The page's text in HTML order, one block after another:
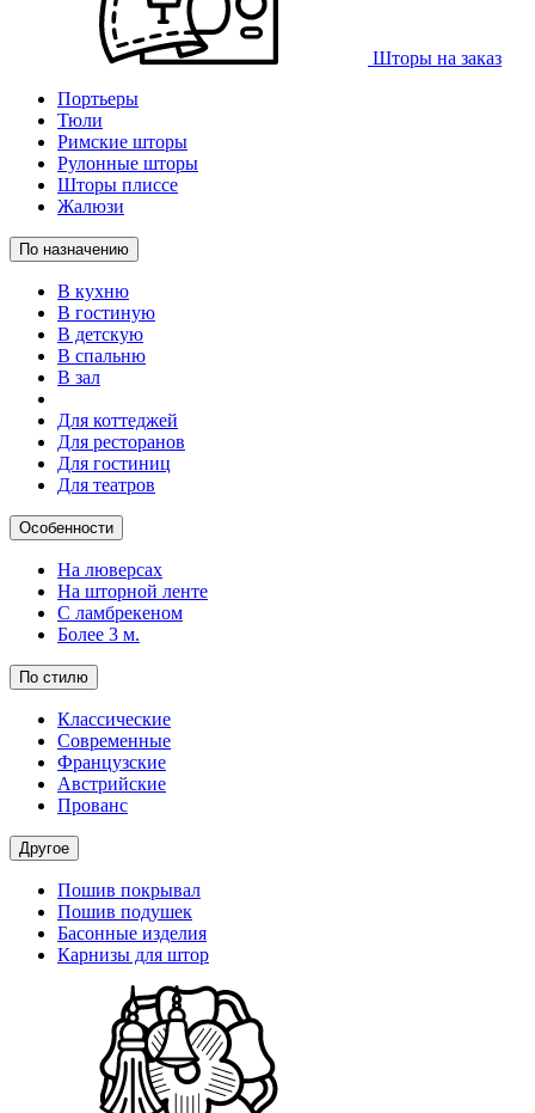
Шторы на заказ
Портьеры
Тюли
Римские шторы
Рулонные шторы
Шторы плиссе
Жалюзи
По назначению
В кухню
В гостиную
В детскую
В спальню
В зал
Для коттеджей
Для ресторанов
Для гостиниц
Для театров
Особенности
На люверсах
На шторной ленте
С ламбрекеном
Более 3 м.
По стилю
Классические
Современные
Французские
Австрийские
Прованс
Другое
Пошив покрывал
Пошив подушек
Басонные изделия
Карнизы для штор